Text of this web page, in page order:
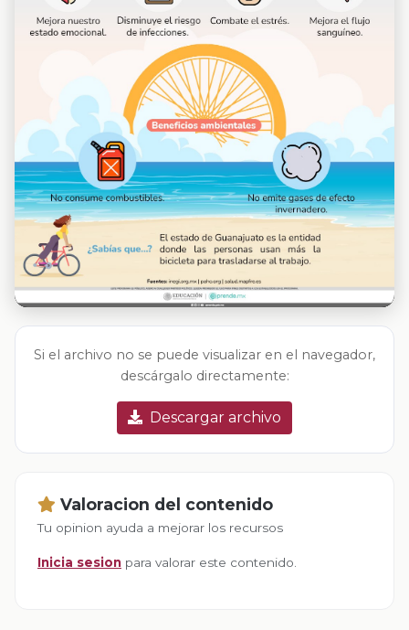
Si el archivo no se puede visualizar en el navegador,
descárgalo directamente:
Descargar archivo
Valoracion del contenido
Tu opinion ayuda a mejorar los recursos
Inicia sesion para valorar este contenido.